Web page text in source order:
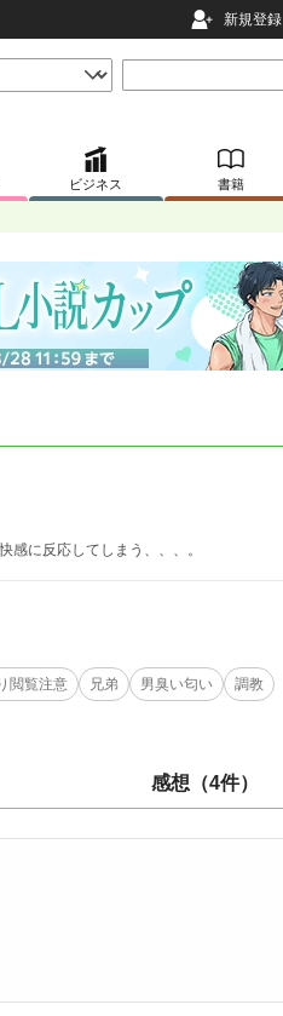
新規登録
ビジネス 書籍
感に反応してしまう、、、。
閲覧注意 兄弟 男臭い匂い 調教
感想（4件）